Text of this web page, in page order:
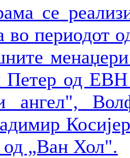
се
во периодот
од ЕВН
ангел",
од „Ван Хол".